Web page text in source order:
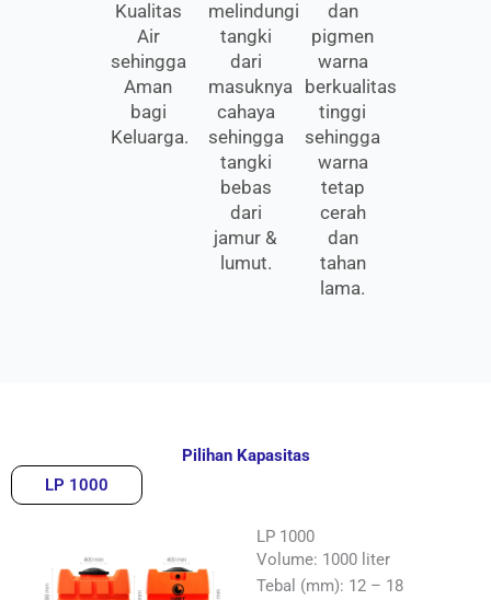
Kualitas
Air
sehingga
Aman
bagi
Keluarga.
melindungi
tangki
dari
masuknya
cahaya
sehingga
tangki
bebas
dari
jamur &
lumut.
dan
pigmen
warna
berkualitas
tinggi
sehingga
warna
tetap
cerah
dan
tahan
lama.
Pilihan Kapasitas
LP 1000
LP 1000
Volume: 1000 liter
Tebal (mm): 12 – 18